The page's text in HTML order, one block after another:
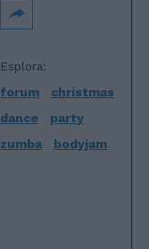
Esplora:
forum
christmas
dance
party
zumba
bodyjam